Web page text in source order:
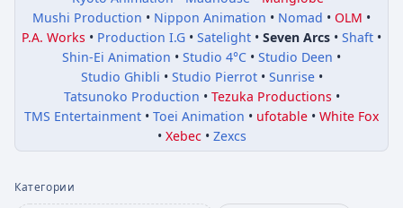
Mushi Production
Nippon Animation Nomad
OLM
P.A. Works
Production I.G Satelight Seven Arcs
Shaft
Shin-Ei Animation
Studio 4°C
Studio Deen
Studio Ghibli
Studio Pierrot
Sunrise
Tatsunoko Production
Tezuka Productions
TMS Entertainment
Toei Animation ufotable
White Fox
Xebec
Zexcs
Категории